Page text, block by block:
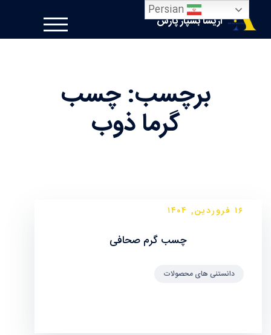
آریسا بسپار پارس MENU
برچسب:چسب
گرما ذوب
۱۶ فروردین, ۱۴۰۴
چسب گرم صحافی
دانستنی های محصولات
Persian